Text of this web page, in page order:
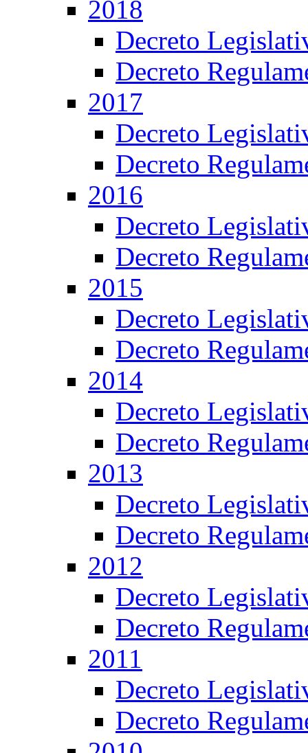
2018
Decreto
Decreto
2017
Decreto
Decreto
2016
Decreto
Decreto
2015
Decreto
Decreto
2014
Decreto
Decreto
2013
Decreto
Decreto
2012
Decreto
Decreto
2011
Decreto
Decreto